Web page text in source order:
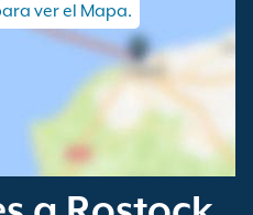
ver el Mapa.